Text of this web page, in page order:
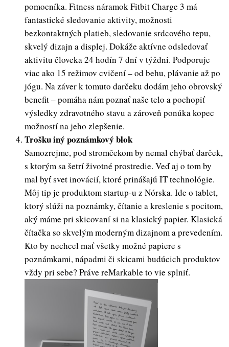
pomocníka. Fitness náramok Fitbit Charge 3 má
fantastické sledovanie aktivity, možnosti
bezkontaktných platieb, sledovanie srdcového tepu,
skvelý dizajn a displej. Dokáže aktívne odsledovať
aktivitu človeka 24 hodín 7 dní v týždni. Podporuje
viac ako 15 režimov cvičení – od behu, plávanie až po
jógu. Na záver k tomuto darčeku dodám jeho obrovský
benefit – pomáha nám poznať naše telo a pochopiť
výsledky zdravotného stavu a zároveň ponúka kopec
možností na jeho zlepšenie.
Trošku iný poznámkový blok
Samozrejme, pod stromčekom by nemal chýbať darček,
s ktorým sa šetrí životné prostredie. Veď aj o tom by
mal byť svet inovácií, ktoré prinášajú IT technológie.
Môj tip je produktom startup-u z Nórska. Ide o tablet,
ktorý slúži na poznámky, čítanie a kreslenie s pocitom,
aký máme pri skicovaní si na klasický papier. Klasická
čítačka so skvelým moderným dizajnom a prevedením.
Kto by nechcel mať všetky možné papiere s
poznámkami, nápadmi či skicami budúcich produktov
vždy pri sebe? Práve reMarkable to vie splniť.